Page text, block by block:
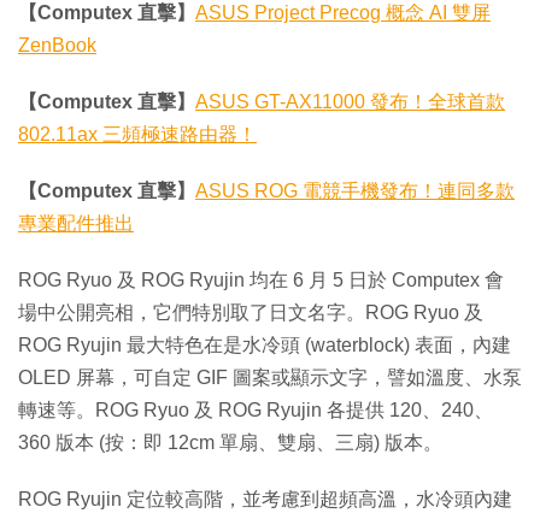
【Computex 直擊】 ASUS Project Precog 概念 AI 雙屏
ZenBook
【Computex 直擊】 ASUS GT-AX11000 發布！全球首款
802.11ax 三頻極速路由器！
【Computex 直擊】 ASUS ROG 電競手機發布！連同多款
專業配件推出
ROG Ryuo 及 ROG Ryujin 均在 6 月 5 日於 Computex 會
場中公開亮相，它們特別取了日文名字。ROG Ryuo 及
ROG Ryujin 最大特色在是水冷頭 (waterblock) 表面，內建
OLED 屏幕，可自定 GIF 圖案或顯示文字，譬如溫度、水泵
轉速等。ROG Ryuo 及 ROG Ryujin 各提供 120、240、
360 版本 (按：即 12cm 單扇、雙扇、三扇) 版本。
ROG Ryujin 定位較高階，並考慮到超頻高溫，水冷頭內建